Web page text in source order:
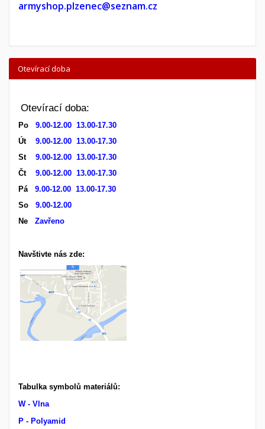
armyshop.plzenec@seznam.cz
Otevírací doba
Otevírací doba:
Po
9.00-12.00 13.00-17.30
Út
9.00-12.00 13.00-17.30
St9.00-12.00 13.00-17.30
Čt9.00-12.00 13.00-17.30
Pá 9.00-12.00 13.00-17.30
So 9.00-12.00
Ne Zavřeno
Navštivte nás zde:
Tabulka symbolů materiálů:
W - Vlna
P - Polyamid